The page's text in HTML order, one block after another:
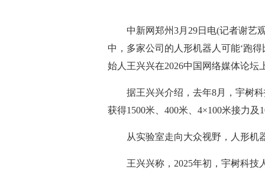
中新网郑州3月29日电(记者谢艺
中，多家公司的人形机器人可能‘跑
始人王兴兴在2026中国网络媒体论坛
据王兴兴介绍，去年8月，宇树
获得1500米、400米、4×100米接力
从实验室走向大众视野，人形机
王兴兴称，2025年初，宇树科